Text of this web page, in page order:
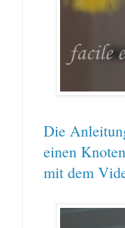
Die
einen
mit dem